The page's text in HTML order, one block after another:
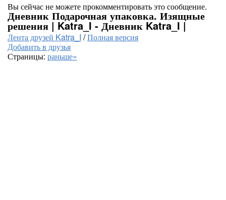
Вы сейчас не можете прокомментировать это сообщение.
Дневник Подарочная упаковка. Изящные
решения | Katra_I - Дневник Katra_I |
Лента друзей Katra_I /Полная версия
Добавить в друзья
Страницы: раньше»